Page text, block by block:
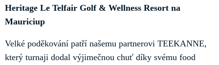
Heritage Le Telfair Golf & Wellness Resort na
Mauriciup
Velké poděkování patří našemu partnerovi TEEKANNE,
který turnaji dodal výjimečnou chuť díky svému food